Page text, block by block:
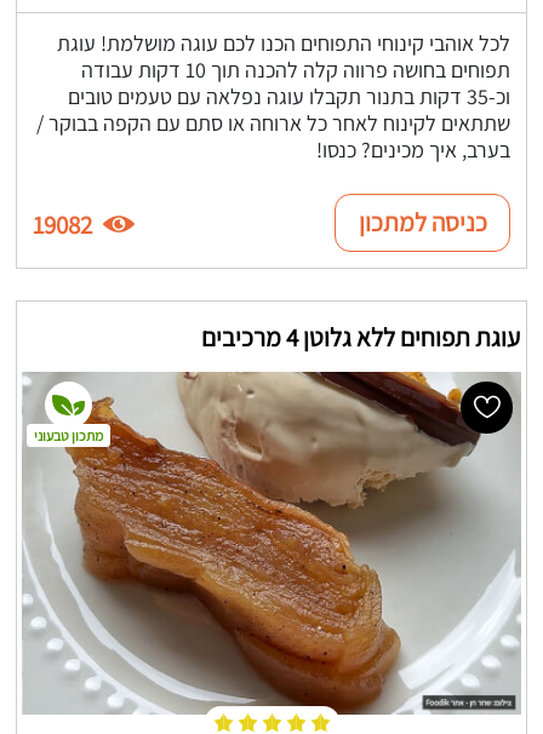
לכל אוהבי קינוחי התפוחים הכנו לכם עוגה מושלמת! עוגת
תפוחים בחושה פרווה קלה להכנה תוך 10 דקות עבודה
וכ-35 דקות בתנור תקבלו עוגה נפלאה עם טעמים טובים
שתתאים לקינוח לאחר כל ארוחה או סתם עם הקפה בבוקר /
בערב, איך מכינים? כנסו!
כניסה למתכון 19082
עוגת תפוחים ללא גלוטן 4 מרכיבים
מתכון טבעוני